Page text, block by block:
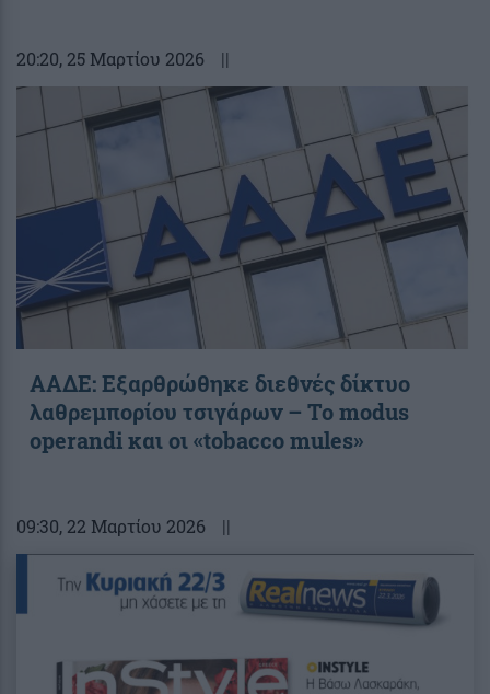
20:20, 25 Μαρτίου 2026 ||
ΑΑΔΕ: Εξαρθρώθηκε διεθνές δίκτυο
λαθρεμπορίου τσιγάρων – Το modus
operandi και οι «tobacco mules»
09:30, 22 Μαρτίου 2026 ||